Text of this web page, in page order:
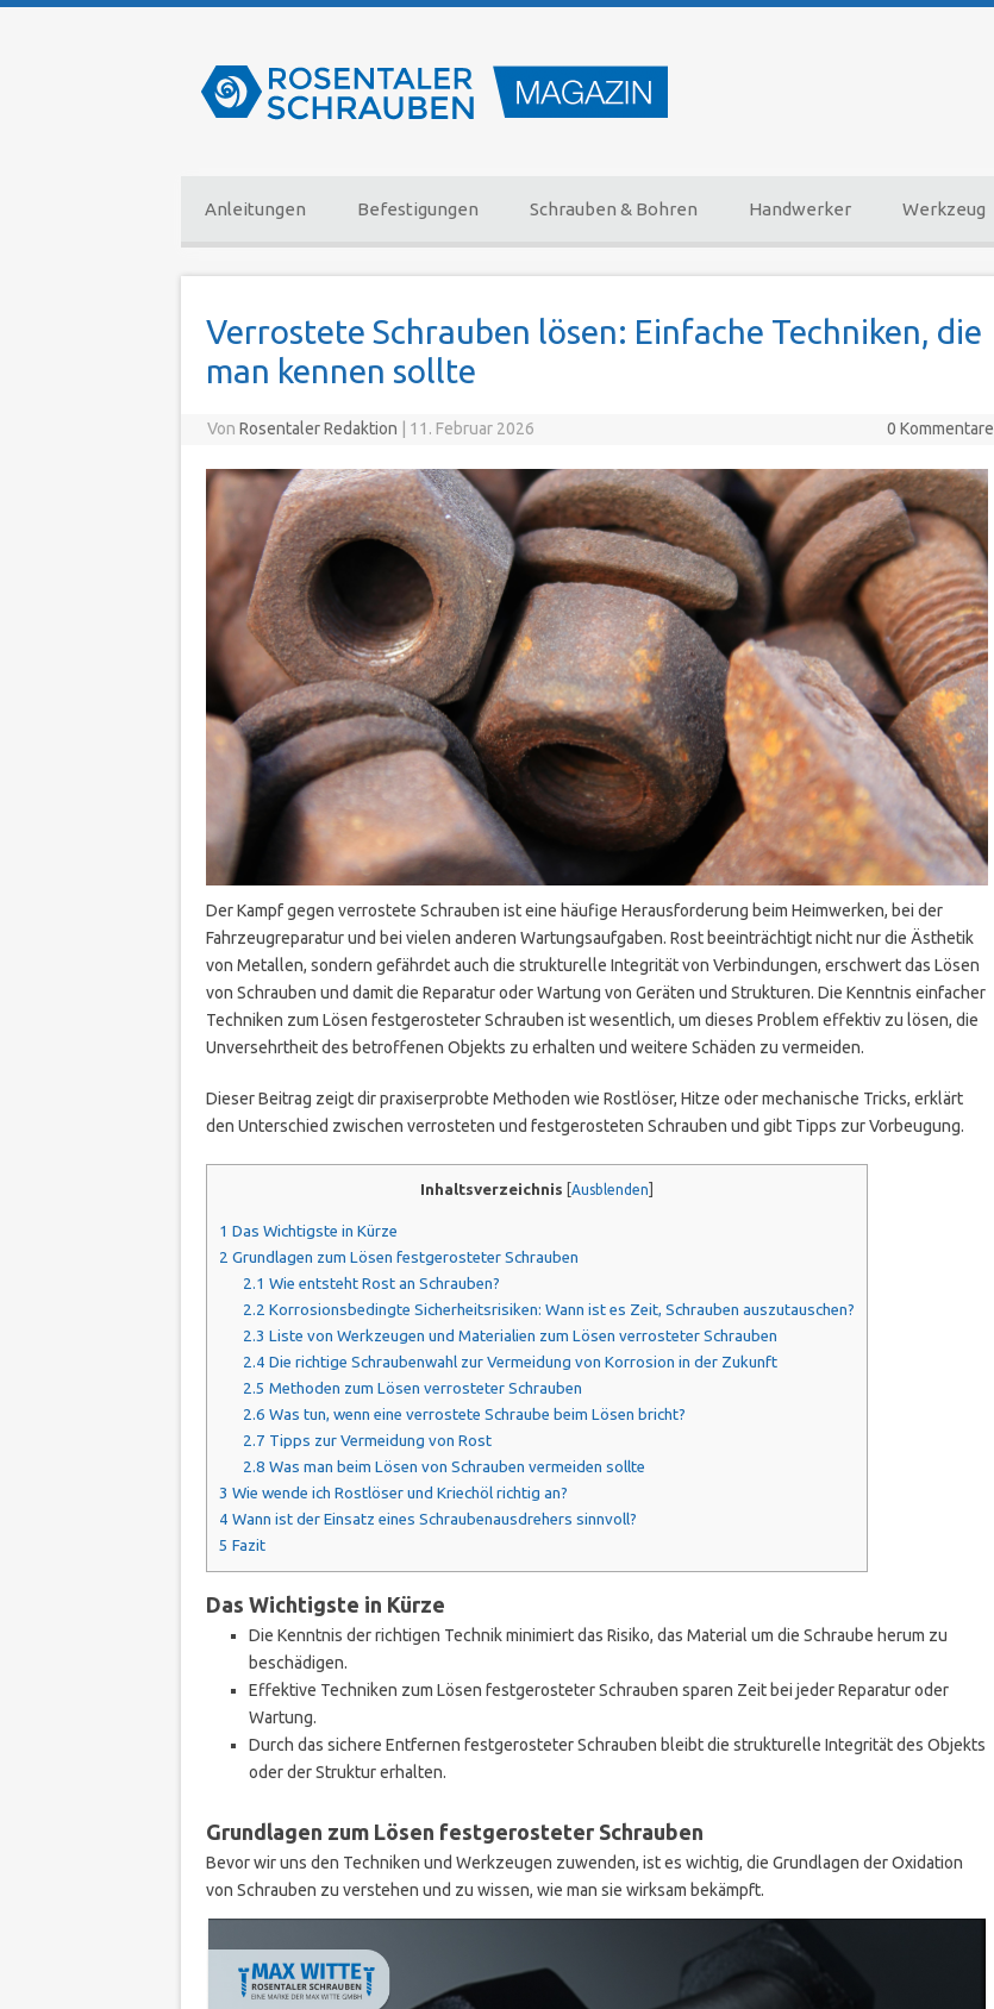
Anleitungen Befestigungen Schrauben & Bohren Handwerker Werkzeug
Verrostete Schrauben lösen: Einfache Techniken, die
man kennen sollte
VonRosentaler Redaktion 11. Februar 2026 0 Kommentare
Der Kampf gegen verrostete Schrauben ist eine häufige Herausforderung beim Heimwerken, bei der
Fahrzeugreparatur und bei vielen anderen Wartungsaufgaben. Rost beeinträchtigt nicht nur die Ästhetik
von Metallen, sondern gefährdet auch die strukturelle Integrität von Verbindungen, erschwert das Lösen
von Schrauben und damit die Reparatur oder Wartung von Geräten und Strukturen. Die Kenntnis einfacher
Techniken zum Lösen festgerosteter Schrauben ist wesentlich, um dieses Problem effektiv zu lösen, die
Unversehrtheit des betroffenen Objekts zu erhalten und weitere Schäden zu vermeiden.
Dieser Beitrag zeigt dir praxiserprobte Methoden wie Rostlöser, Hitze oder mechanische Tricks, erklärt
den Unterschied zwischen verrosteten und festgerosteten Schrauben und gibt Tipps zur Vorbeugung.
Inhaltsverzeichnis [Ausblenden
1 Das Wichtigste in Kürze
2 Grundlagen zum Lösen festgerosteter Schrauben
2.1 Wie entsteht Rost an Schrauben?
2.2 Korrosionsbedingte Sicherheitsrisiken: Wann ist es Zeit, Schrauben auszutauschen?
2.3 Liste von Werkzeugen und Materialien zum Lösen verrosteter Schrauben
2.4 Die richtige Schraubenwahl zur Vermeidung von Korrosion in der Zukunft
2.5 Methoden zum Lösen verrosteter Schrauben
2.6 Was tun, wenn eine verrostete Schraube beim Lösen bricht?
2.7 Tipps zur Vermeidung von Rost
2.8 Was man beim Lösen von Schrauben vermeiden sollte
3 Wie wende ich Rostlöser und Kriechöl richtig an?
4 Wann ist der Einsatz eines Schraubenausdrehers sinnvoll?
5 Fazit
Das Wichtigste in Kürze
Die Kenntnis der richtigen Technik minimiert das Risiko, das Material um die Schraube herum zu
beschädigen.
Effektive Techniken zum Lösen festgerosteter Schrauben sparen Zeit bei jeder Reparatur oder
Wartung.
Durch das sichere Entfernen festgerosteter Schrauben bleibt die strukturelle Integrität des Objekts
oder der Struktur erhalten.
Grundlagen zum Lösen festgerosteter Schrauben
Bevor wir uns den Techniken und Werkzeugen zuwenden, ist es wichtig, die Grundlagen der Oxidation
von Schrauben zu verstehen und zu wissen, wie man sie wirksam bekämpft.